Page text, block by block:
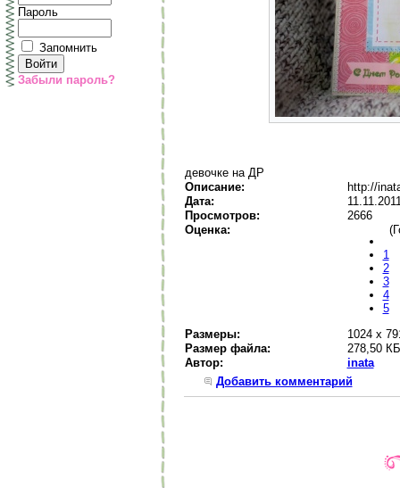
Пароль
Запомнить
Забыли пароль?
девочке на ДР
Описание:
http://
Дата:
Просмотров:
2666
Оценка:
1
2
3
4
5
Размеры:
1024 x
Размер файла:
278,50 КБ
Автор:
inata
Добавить комментарий